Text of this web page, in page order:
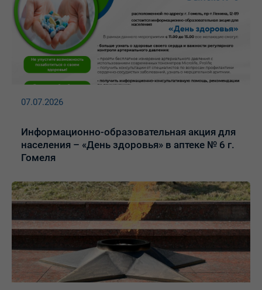
07.07.2026
Информационно-образовательная акция для
населения – «День здоровья» в аптеке № 6 г.
Гомеля